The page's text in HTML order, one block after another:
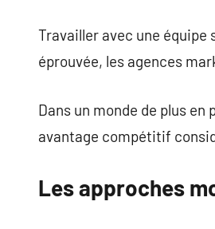
Travailler avec une
éprouvée, les agences
Dans un monde de plus
avantage compétitif
Les approches